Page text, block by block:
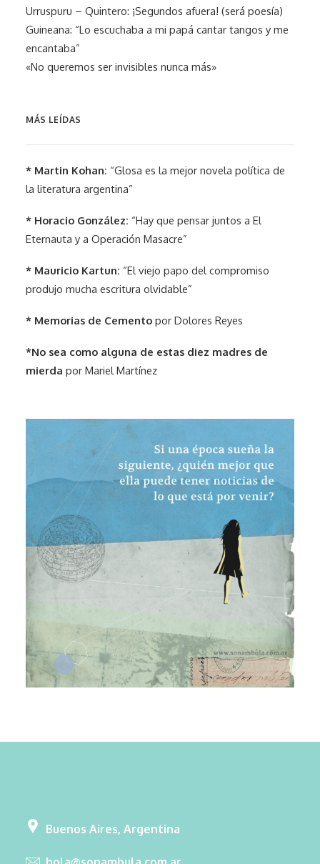
Urruspuru – Quintero: ¡Segundos afuera! (será poesía)
Guineana: “Lo escuchaba a mi papá cantar tangos y me
encantaba”
«No queremos ser invisibles nunca más»
MÁS LEÍDAS
* Martin Kohan: “Glosa es la mejor novela política de
la literatura argentina”
* Horacio González: “Hay que pensar juntos a El
Eternauta y a Operación Masacre”
* Mauricio Kartun: “El viejo papo del compromiso
produjo mucha escritura olvidable”
* Memorias de Cemento por Dolores Reyes
*No sea como alguna de estas diez madres de
mierda por Mariel Martínez
Buenos Aires, Argentina